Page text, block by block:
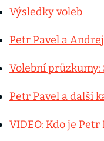
Výsledky voleb
Petr Pavel a
Volební
Petr Pavel a další
VIDEO: Kdo je Petr